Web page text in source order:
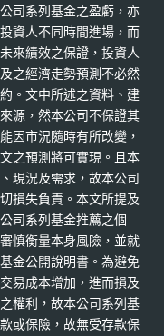
司系列基金之盈虧，亦
資人不同時間進場，而
來績效之保證，投資人
之經濟走勢預測不必然
。文中所述之資料、建
源，然本公司不保證其
因市況隨時有所改變，
之預測將可實現。且本
現況及需求，故本公司
損失負責。本文所提及
司系列基金推薦之個
慎衡量本身風險，並就
金公開說明書。為避免
易成本增加，進而損及
權利，故本公司系列基
或保險，故無受存款保